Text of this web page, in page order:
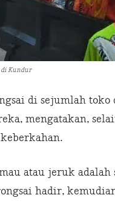
di Kundur
di sejumlah
mengatakan,
atau jeruk adalah
hadir,